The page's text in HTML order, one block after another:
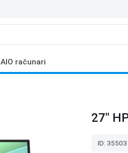
AIO računari
27"
ID: 35503